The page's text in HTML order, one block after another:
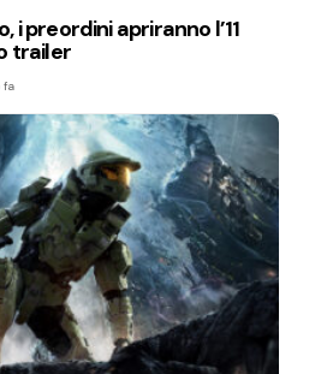
i preordini apriranno l’11
trailer
fa